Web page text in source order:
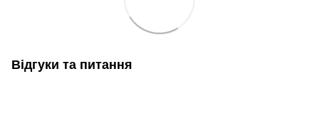
Відгуки та питання